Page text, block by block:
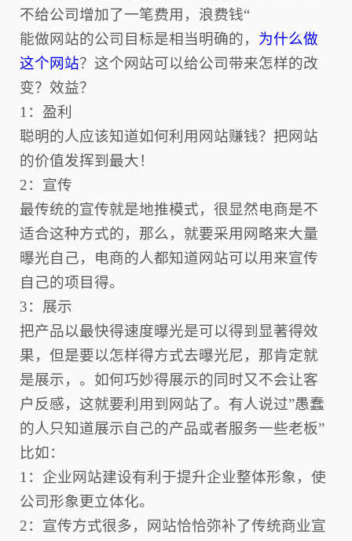
不给公司增加了一笔费用，浪费钱“
能做网站的公司目标是相当明确的， 为什么做
这个网站？这个网站可以给公司带来怎样的改
变？效益？
1：盈利
聪明的人应该知道如何利用网站赚钱？把网站
的价值发挥到最大！
2：宣传
最传统的宣传就是地推模式，很显然电商是不
适合这种方式的，那么，就要采用网略来大量
曝光自己，电商的人都知道网站可以用来宣传
自己的项目得。
3：展示
把产品以最快得速度曝光是可以得到显著得效
果，但是要以怎样得方式去曝光尼，那肯定就
是展示，。如何巧妙得展示的同时又不会让客
户反感，这就要利用到网站了。有人说过”愚蠢
的人只知道展示自己的产品或者服务一些老板”
比如：
1：企业网站建设有利于提升企业整体形象，使
公司形象更立体化。
2：宣传方式很多，网站恰恰弥补了传统商业宣